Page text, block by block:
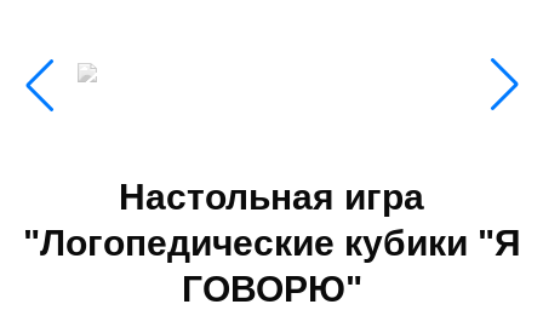
Настольная игра
"Логопедические кубики "Я
ГОВОРЮ"